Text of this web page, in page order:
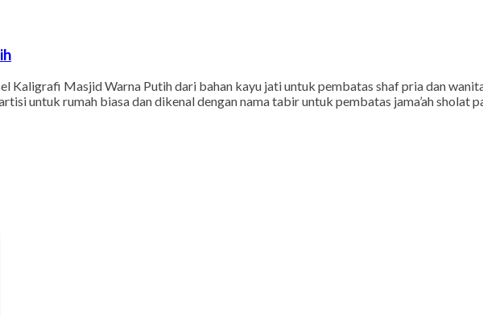
Kaligrafi Masjid Warna Putih dari bahan kayu jati untuk pembatas shaf pria dan
untuk rumah biasa dan dikenal dengan nama tabir untuk pembatas jama’ah